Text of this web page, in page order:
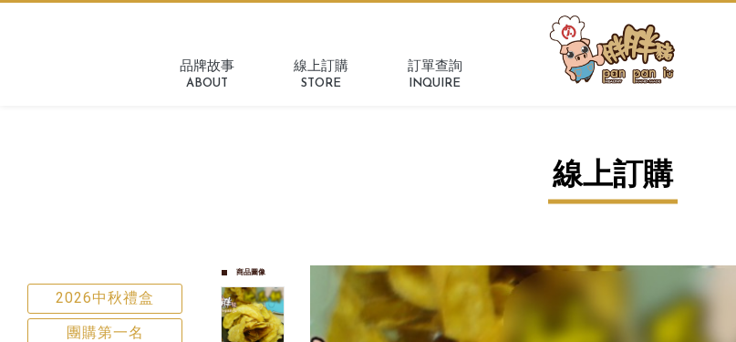
品牌故事
ABOUT
線上訂購
STORE
訂單查詢
INQUIRE
線上訂購
2026中秋禮盒
團購第一名
商品圖像